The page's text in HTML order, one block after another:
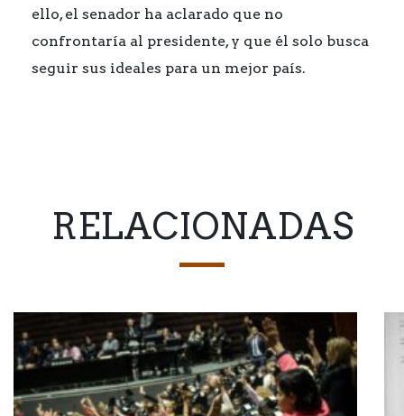
ello, el senador ha aclarado que no
confrontaría al presidente, y que él solo busca
seguir sus ideales para un mejor país.
RELACIONADAS